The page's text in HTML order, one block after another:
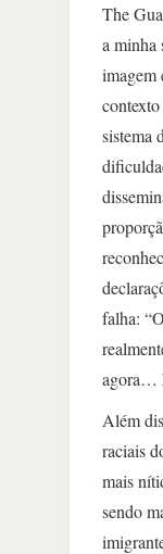
The
a minha
imagem
sistema
falha:
agora…
Além
raciais
mais
sendo